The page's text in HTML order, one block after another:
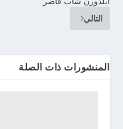
التالي
المنشورات ذات الصلة